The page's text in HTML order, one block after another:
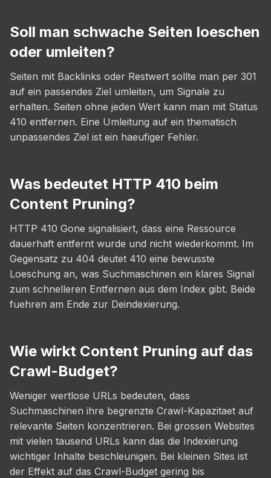
Soll man schwache Seiten loeschen
oder umleiten?
Seiten mit Backlinks oder Restwert sollte man per 301
auf ein passendes Ziel umleiten, um Signale zu
erhalten. Seiten ohne jeden Wert kann man mit Status
410 entfernen. Eine Umleitung auf ein thematisch
unpassendes Ziel ist ein haeufiger Fehler.
Was bedeutet HTTP 410 beim
Content Pruning?
HTTP 410 Gone signalisiert, dass eine Ressource
dauerhaft entfernt wurde und nicht wiederkommt. Im
Gegensatz zu 404 deutet 410 eine bewusste
Loeschung an, was Suchmaschinen ein klares Signal
zum schnelleren Entfernen aus dem Index gibt. Beide
fuehren am Ende zur Deindexierung.
Wie wirkt Content Pruning auf das
Crawl-Budget?
Weniger wertlose URLs bedeuten, dass
Suchmaschinen ihre begrenzte Crawl-Kapazitaet auf
relevante Seiten konzentrieren. Bei grossen Websites
mit vielen tausend URLs kann das die Indexierung
wichtiger Inhalte beschleunigen. Bei kleinen Sites ist
der Effekt auf das Crawl-Budget gering bis